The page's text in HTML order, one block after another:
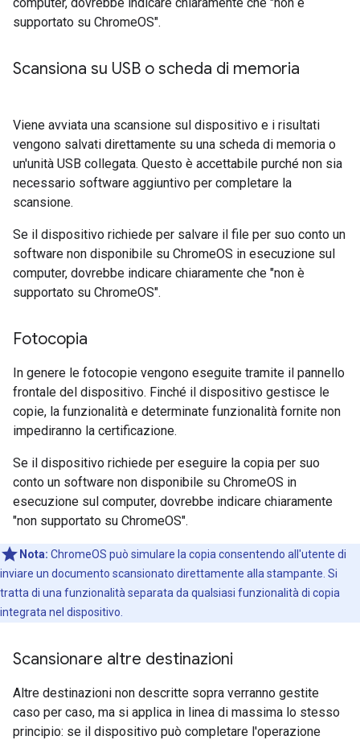
supportato su ChromeOS".
Scansiona su USB o scheda di memoria
Viene avviata una scansione sul dispositivo e i risultati
vengono salvati direttamente su una scheda di memoria o
un'unità USB collegata. Questo è accettabile purché non sia
necessario software aggiuntivo per completare la
scansione.
Se il dispositivo richiede per salvare il file per suo conto un
software non disponibile su ChromeOS in esecuzione sul
computer, dovrebbe indicare chiaramente che "non è
supportato su ChromeOS".
Fotocopia
In genere le fotocopie vengono eseguite tramite il pannello
frontale del dispositivo. Finché il dispositivo gestisce le
copie, la funzionalità e determinate funzionalità fornite non
impediranno la certificazione.
Se il dispositivo richiede per eseguire la copia per suo
conto un software non disponibile su ChromeOS in
esecuzione sul computer, dovrebbe indicare chiaramente
"non supportato su ChromeOS".
Nota: ChromeOS può simulare la copia consentendo all'utente di
inviare un documento scansionato direttamente alla stampante. Si
tratta di una funzionalità separata da qualsiasi funzionalità di copia
integrata nel dispositivo.
Scansionare altre destinazioni
Altre destinazioni non descritte sopra verranno gestite
caso per caso, ma si applica in linea di massima lo stesso
principio: se il dispositivo può completare l'operazione